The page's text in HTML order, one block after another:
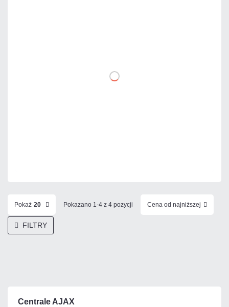
Pokaż 20 Pokazano 1-4 z 4 pozycji Cena od najniższej
FILTRY
Centrale AJAX